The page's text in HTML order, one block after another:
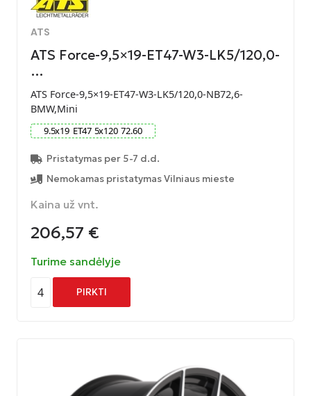
ATS
ATS Force-9,5×19-ET47-W3-LK5/120,0-
…
ATS Force-9,5×19-ET47-W3-LK5/120,0-NB72,6-
BMW,Mini
9.5x19 ET47 5x120 72.60
Pristatymas per 5-7 d.d.
Nemokamas pristatymas Vilniaus mieste
Kaina už vnt.
206,57 €
Turime sandėlyje
4 PIRKTI